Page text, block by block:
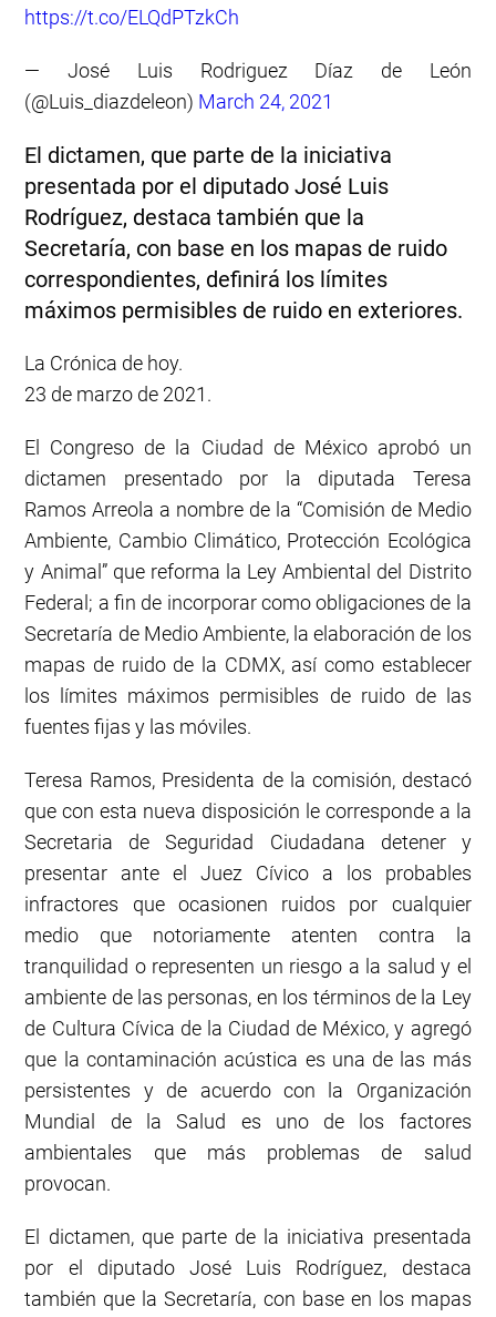
https://t.co/ELQdPTzkCh
— José Luis Rodriguez Díaz de León
(@Luis_diazdeleon) March 24, 2021
El dictamen, que parte de la iniciativa
presentada por el diputado José Luis
Rodríguez, destaca también que la
Secretaría, con base en los mapas de ruido
correspondientes, definirá los límites
máximos permisibles de ruido en exteriores.
La Crónica de hoy.
23 de marzo de 2021.
El Congreso de la Ciudad de México aprobó un
dictamen presentado por la diputada Teresa
Ramos Arreola a nombre de la “Comisión de Medio
Ambiente, Cambio Climático, Protección Ecológica
y Animal” que reforma la Ley Ambiental del Distrito
Federal; a fin de incorporar como obligaciones de la
Secretaría de Medio Ambiente, la elaboración de los
mapas de ruido de la CDMX, así como establecer
los límites máximos permisibles de ruido de las
fuentes fijas y las móviles.
Teresa Ramos, Presidenta de la comisión, destacó
que con esta nueva disposición le corresponde a la
Secretaria de Seguridad Ciudadana detener y
presentar ante el Juez Cívico a los probables
infractores que ocasionen ruidos por cualquier
medio que notoriamente atenten contra la
tranquilidad o representen un riesgo a la salud y el
ambiente de las personas, en los términos de la Ley
de Cultura Cívica de la Ciudad de México, y agregó
que la contaminación acústica es una de las más
persistentes y de acuerdo con la Organización
Mundial de la Salud es uno de los factores
ambientales que más problemas de salud
provocan.
El dictamen, que parte de la iniciativa presentada
por el diputado José Luis Rodríguez, destaca
también que la Secretaría, con base en los mapas